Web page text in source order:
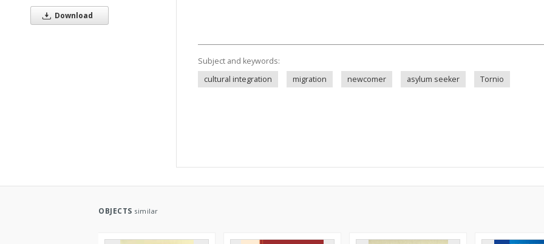
Download
Subject and keywords:
cultural integration
migration newcomer asylum seeker Tornio
OBJECTS similar